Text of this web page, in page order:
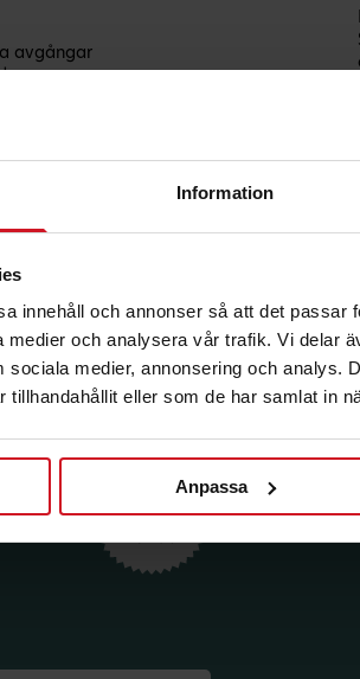
Information
innehåll och annonser så att det passar
medier och analysera vår trafik. Vi delar
sociala medier, annonsering och analys.
tillhandahållit eller som de har samlat in
Anpassa
avgångar
in
56200.